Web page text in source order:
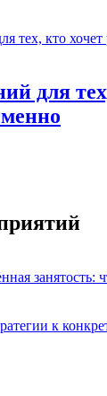
для
занятость:
к